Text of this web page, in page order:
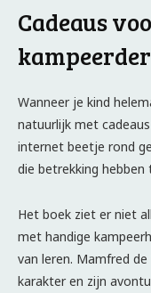
Cadeaus
kampeerder
Wanneer je kind
natuurlijk met
internet beetje rond
die betrekking
Het boek ziet er niet
met handige
van leren. Mamfred
karakter en zijn